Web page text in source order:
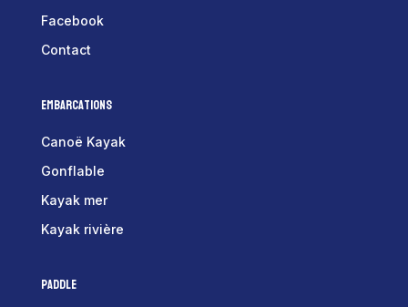
Facebook
Contact
Embarcations
Canoë Kayak
Gonflable
Kayak mer
Kayak rivière
Paddle